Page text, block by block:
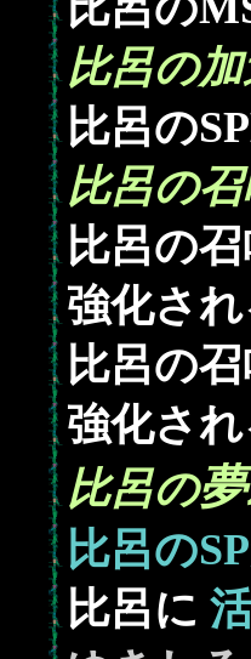
比呂の
比呂の
比呂の
比呂の
強化さ
比呂の
強化さ
比呂の
比呂の
比呂に